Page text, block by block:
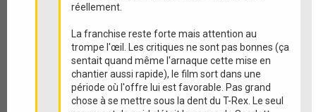
réellement.
La franchise reste forte mais attention au
trompe l'œil. Les critiques ne sont pas bonnes (ça
sentait quand même l'arnaque cette mise en
chantier aussi rapide), le film sort dans une
période où l'offre lui est favorable. Pas grand
chose à se mettre sous la dent du T-Rex. Le seul